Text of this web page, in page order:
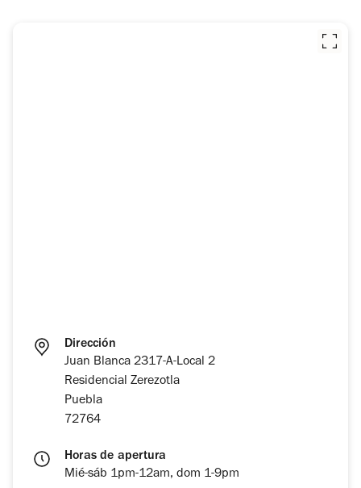
Dirección
Juan Blanca 2317-A-Local 2
Residencial Zerezotla
Puebla
72764
Horas de apertura
Mié-sáb 1pm-12am, dom 1-9pm